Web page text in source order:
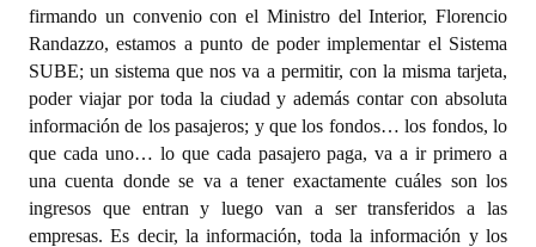
firmando un convenio con el Ministro del Interior, Florencio
Randazzo, estamos a punto de poder implementar el Sistema
SUBE; un sistema que nos va a permitir, con la misma tarjeta,
poder viajar por toda la ciudad y además contar con absoluta
información de los pasajeros; y que los fondos… los fondos, lo
que cada uno… lo que cada pasajero paga, va a ir primero a
una cuenta donde se va a tener exactamente cuáles son los
ingresos que entran y luego van a ser transferidos a las
empresas. Es decir, la información, toda la información y los